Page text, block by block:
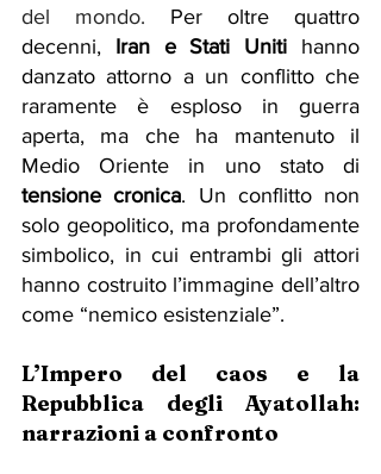
del mondo. Per oltre quattro
decenni, Iran e Stati Uniti hanno
danzato attorno a un conflitto che
raramente è esploso in guerra
aperta, ma che ha mantenuto il
tensione cronica. Un conflitto non
solo geopolitico, ma profondamente
simbolico, in cui entrambi gli attori
hanno costruito l’immagine dell’altro
come “nemico esistenziale”.
L’Impero del caos e la
Repubblica degli Ayatollah:
narrazioni a confronto